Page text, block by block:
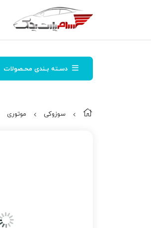
دسـته بـندی محـصولات
سوزوکی موتوری